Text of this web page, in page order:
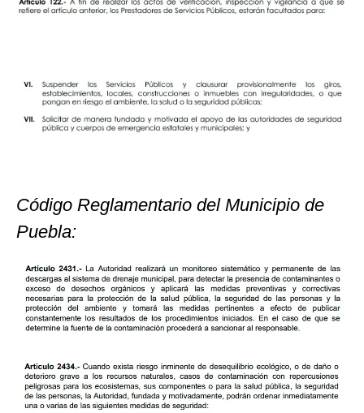
Código Reglamentario del Municipio de
Puebla: